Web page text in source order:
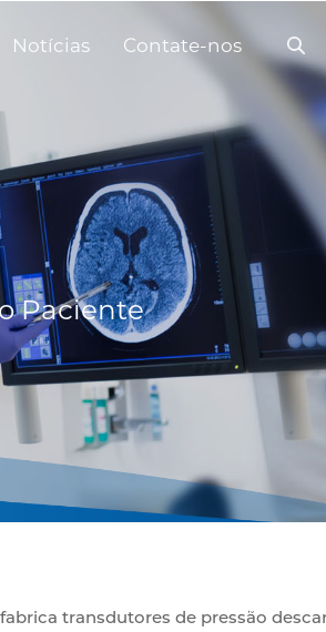
Notícias Contate-nos
Paciente
transdutores de pressão